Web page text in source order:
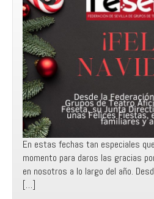
En estas fechas tan especiales
momento para daros las gracias
en nosotros a lo largo del año.
[…]